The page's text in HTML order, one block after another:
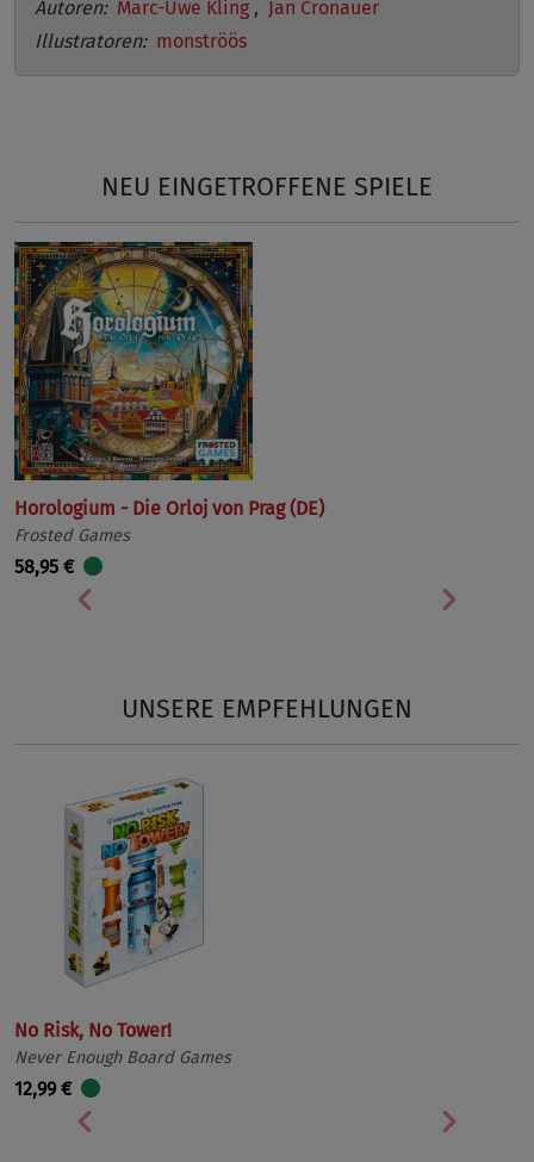
Autoren: Marc-Uwe Kling , Jan Cronauer
Illustratoren: monströös
NEU EINGETROFFENE SPIELE
Horologium - Die Orloj von Prag (DE)
Frosted Games
58,95 €
Vorherige
UNSERE EMPFEHLUNGEN
No Risk, No Tower!
Never Enough Board Games
12,99 €
Vorherige